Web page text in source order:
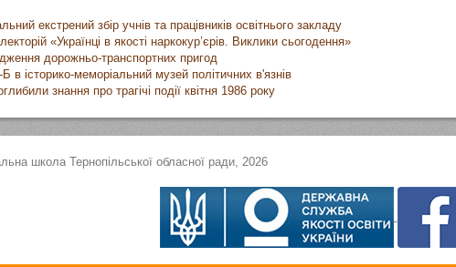
екстрений збір учнів та працівників освітнього закладу
«Українці в якості наркокур’єрів. Виклики сьогодення»
дорожньо-транспортних пригод
Б в історико-меморіальний музей політичних в'язнів
знання про трагічі події квітня 1986 року
школа Тернопільської обласної ради, 2026